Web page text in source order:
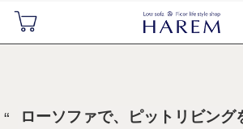
ローソファで、ピットリビング